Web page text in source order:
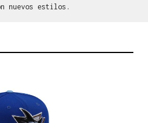
nuevos estilos.